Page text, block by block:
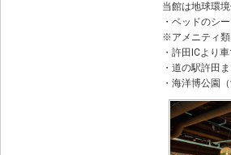
当館は地球環
・ベッドのシ
※アメニティ類
・許田ICより
・道の駅許田
・海洋博公園